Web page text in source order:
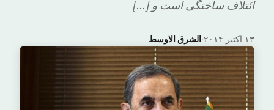
ائتلاف ساختگی است و […]
الشرق الاوسط· ۱۳ اکتبر ۲۰۱۴